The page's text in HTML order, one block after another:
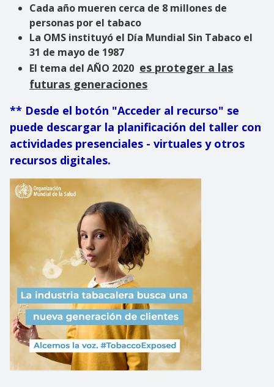
Cada año mueren cerca de 8 millones de
personas por el tabaco
La OMS instituyó el Día Mundial Sin Tabaco el
31 de mayo de 1987
El tema del AÑO 2020 es proteger a las
futuras generaciones
** Desde el botón "Acceder al recurso" se
puede descargar la planificación del taller con
actividades presenciales - virtuales y otros
recursos digitales.